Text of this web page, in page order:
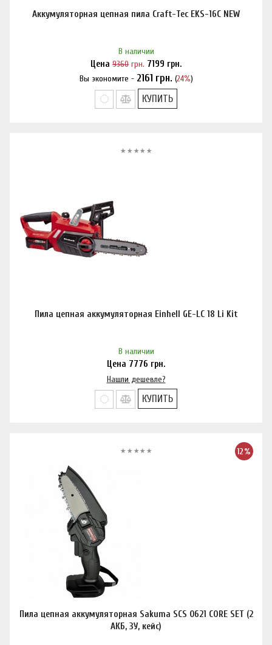
Аккумуляторная цепная пила Craft-Tec EKS-16С NEW
В наличии
Цена 9360 грн. 7199 грн.
Вы экономите - 2161 грн. (24%)
Нашли дешевле?
КУПИТЬ
Пила цепная аккумуляторная Einhell GE-LC 18 Li Kit
В наличии
Цена 7776 грн.
Нашли дешевле?
КУПИТЬ
12%
Пила цепная аккумуляторная Sakuma SCS 0621 CORE SET (2
АКБ, ЗУ, кейс)